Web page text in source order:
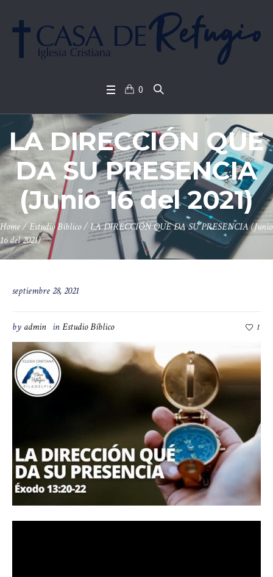
0
LA DIRECCIÓN QUE
DA SU PRESENCIA
(Junio 16 del 2021)
Home/Estudio Bíblico/LA DIRECCIÓN QUE DA SU PRESENCIA (Junio
16 del 2021)
septiembre 28, 2021
by admin inEstudio Bíblico 1